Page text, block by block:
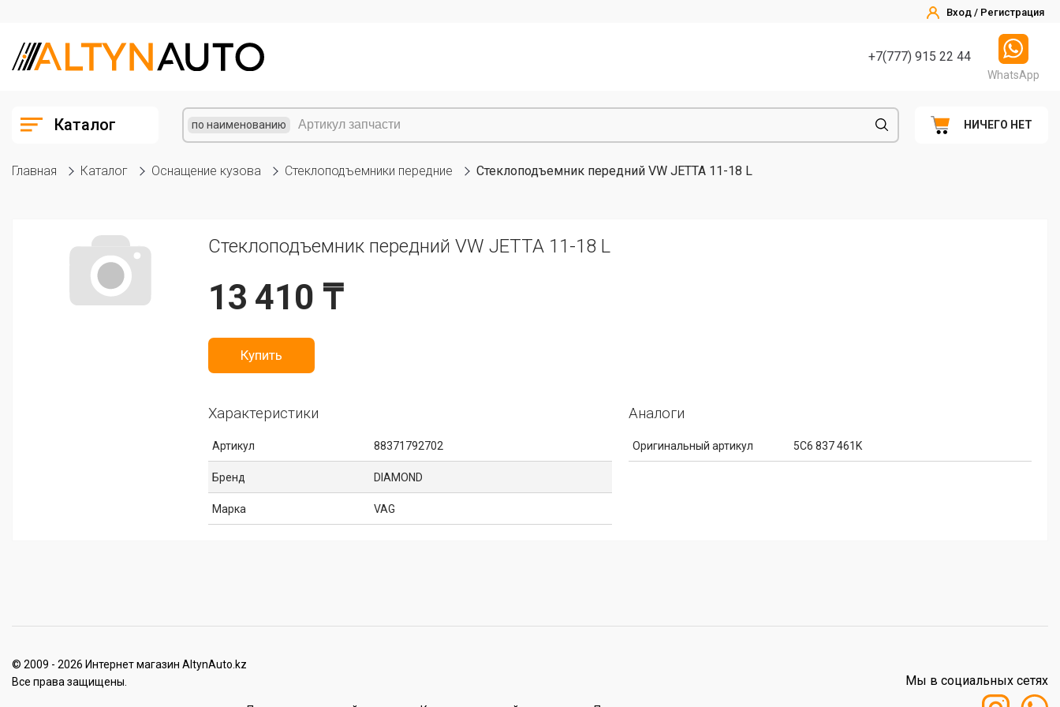
Вход / Регистрация
+7(777) 915 22 44
WhatsApp
Каталог по наименованию НИЧЕГО НЕТ
Главная Каталог Оснащение кузова Стеклоподъемники передние Стеклоподъемник передний VW JETTA 11-18 L
Стеклоподъемник передний VW JETTA 11-18 L
13 410 ₸
Купить
Характеристики
Артикул 88371792702
Бренд DIAMOND
Марка VAG
Аналоги
Оригинальный артикул 5C6 837 461K
© 2009 - 2026 Интернет магазин AltynAuto.kz
Все права защищены.
Мы в социальных сетях